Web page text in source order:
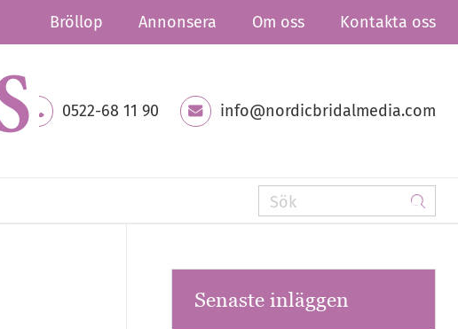
Bröllop Annonsera Om oss Kontakta oss
0522-68 11 90 info@nordicbridalmedia.com
Senaste inläggen